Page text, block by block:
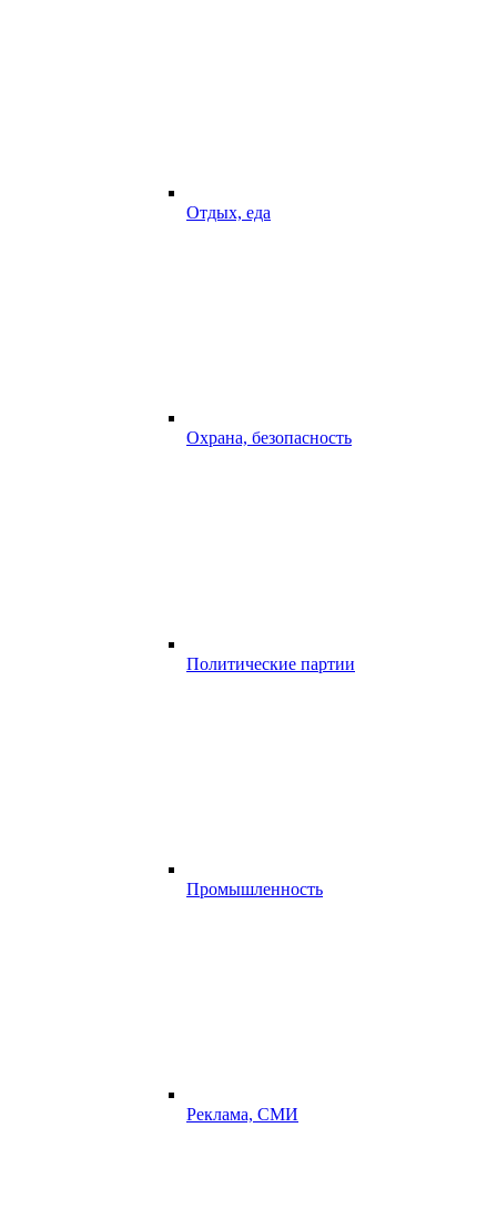
Отдых, еда
Охрана, безопасность
Политические партии
Промышленность
Реклама, СМИ